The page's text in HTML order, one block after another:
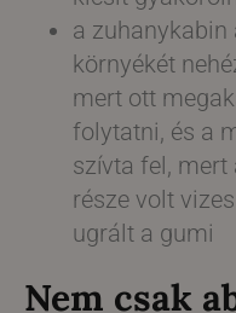
a
környékét
mert ott
folytatni, és a
szívta fel, mert
része volt
ugrált a gumi
Nem csak